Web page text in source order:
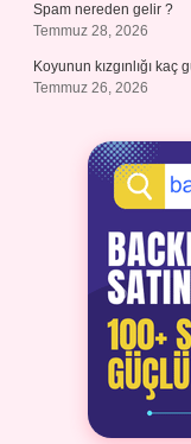
Spam nereden gelir ?
Temmuz 28, 2026
Koyunun kızgınlığı kaç
Temmuz 26, 2026